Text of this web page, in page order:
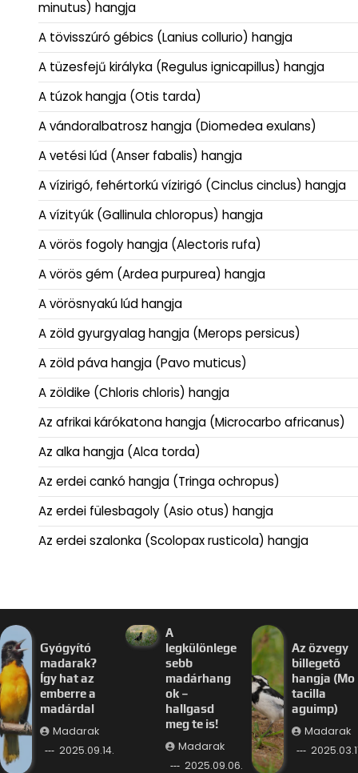
minutus) hangja
A tövisszúró gébics (Lanius collurio) hangja
A tüzesfejű királyka (Regulus ignicapillus) hangja
A túzok hangja (Otis tarda)
A vándoralbatrosz hangja (Diomedea exulans)
A vetési lúd (Anser fabalis) hangja
A vízirigó, fehértorkú vízirigó (Cinclus cinclus) hangja
A vízityúk (Gallinula chloropus) hangja
A vörös fogoly hangja (Alectoris rufa)
A vörös gém (Ardea purpurea) hangja
A vörösnyakú lúd hangja
A zöld gyurgyalag hangja (Merops persicus)
A zöld páva hangja (Pavo muticus)
A zöldike (Chloris chloris) hangja
Az afrikai kárókatona hangja (Microcarbo africanus)
Az alka hangja (Alca torda)
Az erdei cankó hangja (Tringa ochropus)
Az erdei fülesbagoly (Asio otus) hangja
Az erdei szalonka (Scolopax rusticola) hangja
Gyógyító
madarak?
Így hat az
emberre a
madárdal
Madarak
2025.09.14.
A
legkülönlege
sebb
madárhang
ok –
hallgasd
meg te is!
Madarak
2025.09.06.
Az özvegy
billegető
hangja (Mo
tacilla
aguimp)
Madarak